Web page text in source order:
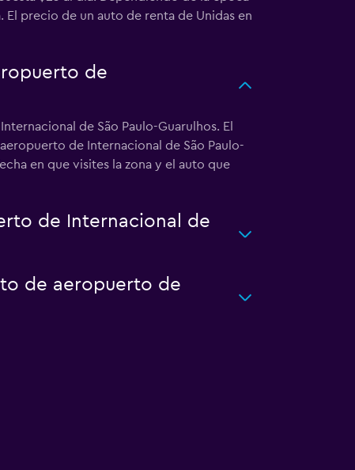
precio de un auto de renta de Unidas en
de
de São Paulo-Guarulhos. El
de Internacional de São Paulo-
en que visites la zona y el auto que
de Internacional de
de aeropuerto de